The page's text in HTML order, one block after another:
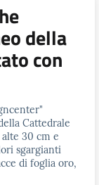
della
con
Cattedrale
30 cm e
sgargianti
di foglia oro,